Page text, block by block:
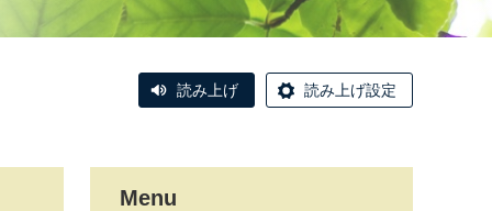
読み上げ 読み上げ設定
Menu